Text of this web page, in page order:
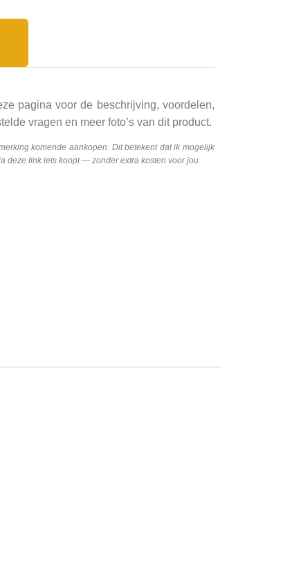
pagina voor de beschrijving, voordelen,
vragen en meer foto’s van dit product.
komende aankopen. Dit betekent dat ik mogelijk
deze link iets koopt — zonder extra kosten voor jou.